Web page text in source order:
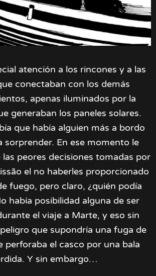
atención a los rincones y a las
conectaban con los demás
apenas iluminados por la
generaban los paneles solares.
que había alguien más a bordo
sorprender. En ese momento le
peores decisiones tomadas por
el no haberles proporcionado
fuego, pero claro, ¿quién podía
había posibilidad alguna de ser
el viaje a Marte, y eso sin
que supondría una fuga de
perforaba el casco por una bala
Y sin embargo…